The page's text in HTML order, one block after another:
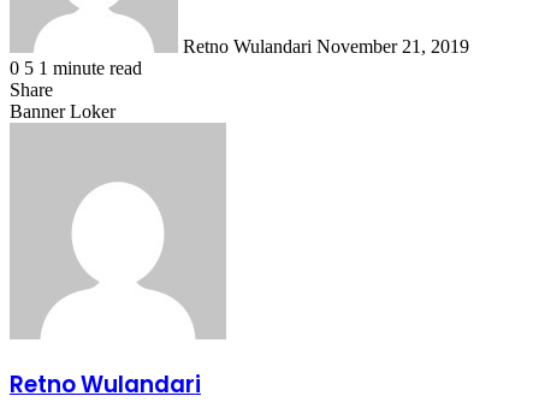
Retno Wulandari November 21, 2019
0 5 1 minute read
Share
Facebook
X
LinkedIn
WhatsApp
Share
Banner Loker
Retno Wulandari